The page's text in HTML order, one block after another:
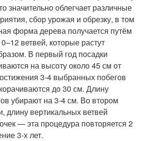
значительно облегчает различные
сбор урожая и обрезку, в том
форма дерева получается путём
ветвей, которые растут
В первый год посадки
на высоту около 45 см от
3-4 выбранных побегов
до 30 см. Длину
убирают на 3-4 см. Во втором
длину вертикальных ветвей
— эта процедура повторяется 2
3-х лет.